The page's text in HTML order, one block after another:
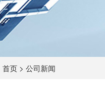
首页 > 公司新闻